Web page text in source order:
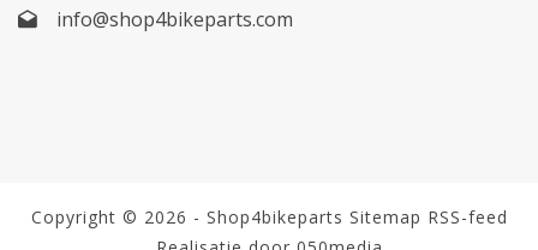
info@shop4bikeparts.com
Copyright © 2026 - Shop4bikeparts Sitemap RSS-feed